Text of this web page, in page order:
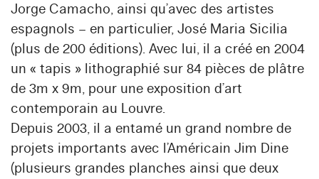
Jorge Camacho, ainsi qu’avec des artistes
espagnols – en particulier, José Maria Sicilia
(plus de 200 éditions). Avec lui, il a créé en 2004
un « tapis » lithographié sur 84 pièces de plâtre
de 3m x 9m, pour une exposition d’art
contemporain au Louvre.
Depuis 2003, il a entamé un grand nombre de
projets importants avec l’Américain Jim Dine
(plusieurs grandes planches ainsi que deux